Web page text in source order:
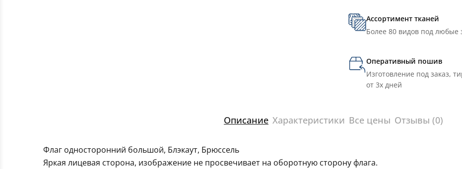
Ассортимент тканей
Более 80 видов под любые
Оперативный пошив
Изготовление под заказ,
от 3х дней
Описание Характеристики Все цены Отзывы (0)
Флаг односторонний большой, Блэкаут, Брюссель
Яркая лицевая сторона, изображение не просвечивает на оборотную сторону флага.